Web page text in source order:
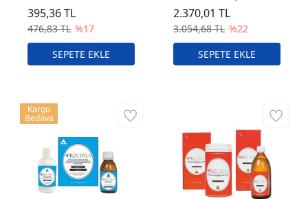
Dayanıklı Dental Protez
Onarım Seti
476,83 TL %17
395,36 TL
ve Köprü Yapım
Materyali
3.054,68 TL %22
2.370,01 TL
Kargo
Bedava